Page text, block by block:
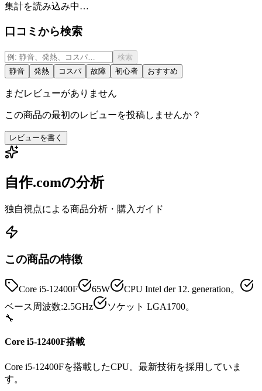
集計を読み込み中…
口コミから検索
検索
静音
発熱 コスパ 故障 初心者 おすすめ
まだレビューがありません
この商品の最初のレビューを投稿しませんか？
レビューを書く
自作.comの分析
独自視点による商品分析・購入ガイド
この商品の特徴
Core i5-12400F 65W
CPU Intel der 12. generation。
ベース周波数:2.5GHz
ソケット LGA1700。
🔧
Core i5-12400F搭載
Core i5-12400Fを搭載したCPU。最新技術を採用していま
す。